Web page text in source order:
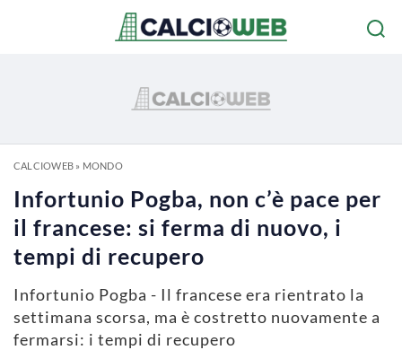
CALCIOWEB» MONDO
Infortunio Pogba, non c’è pace per
il francese: si ferma di nuovo, i
tempi di recupero
Infortunio Pogba - Il francese era rientrato la
settimana scorsa, ma è costretto nuovamente a
fermarsi: i tempi di recupero